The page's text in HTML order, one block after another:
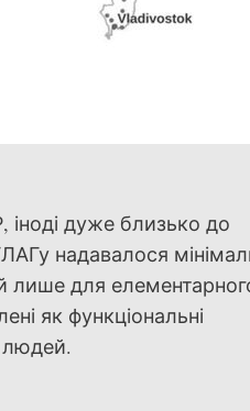
іноді дуже близько до
надавалося
лише для
як функціональні
людей.